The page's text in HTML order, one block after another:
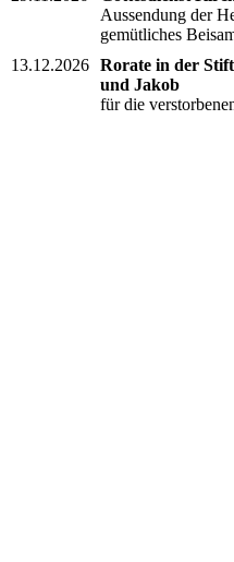
Aussendung der
gemütliches
13.12.2026 Rorate in der
und Jakob
für die